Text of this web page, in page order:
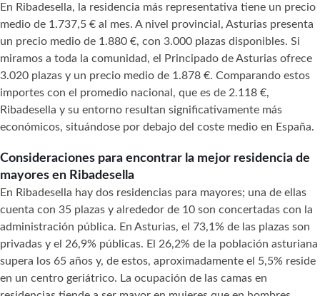
En Ribadesella, la residencia más representativa tiene un precio
medio de 1.737,5 € al mes. A nivel provincial, Asturias presenta
un precio medio de 1.880 €, con 3.000 plazas disponibles. Si
miramos a toda la comunidad, el Principado de Asturias ofrece
3.020 plazas y un precio medio de 1.878 €. Comparando estos
importes con el promedio nacional, que es de 2.118 €,
Ribadesella y su entorno resultan significativamente más
económicos, situándose por debajo del coste medio en España.
Consideraciones para encontrar la mejor residencia de
mayores en Ribadesella
En Ribadesella hay dos residencias para mayores; una de ellas
cuenta con 35 plazas y alrededor de 10 son concertadas con la
administración pública. En Asturias, el 73,1% de las plazas son
privadas y el 26,9% públicas. El 26,2% de la población asturiana
supera los 65 años y, de estos, aproximadamente el 5,5% reside
en un centro geriátrico. La ocupación de las camas en